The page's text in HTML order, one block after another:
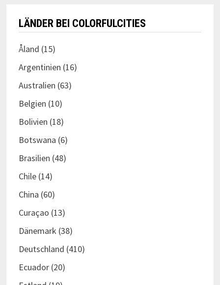
LÄNDER BEI COLORFULCITIES
Åland (15)
Argentinien (16)
Australien (63)
Belgien (10)
Bolivien (18)
Botswana (6)
Brasilien (48)
Chile(14)
China (60)
Curaçao (13)
Dänemark (38)
Deutschland (410)
Ecuador(20)